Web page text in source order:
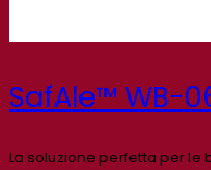
SafAle™ WB-
La soluzione perfetta per le